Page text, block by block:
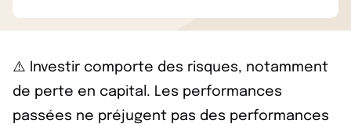
⚠️ Investir comporte des risques, notamment
de perte en capital. Les performances
passées ne préjugent pas des performances